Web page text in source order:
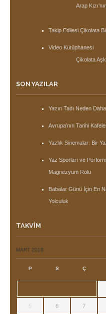
Arap
Takip Edilesi Çikolata
Video Kütüphanesi
Çikolata
SON YAZILAR
Yazın Tadı Neden
Avrupa’nın Tarihi
Yazlık Sinemalar: Bir
Yaz Sporları ve
Magnezyum Rolü
Babalar Günü İçin En
Yolculuk
TAKVIM
MART 2018
P S Ç
5 6 7